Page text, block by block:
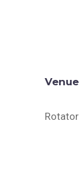
Venue
Rotator